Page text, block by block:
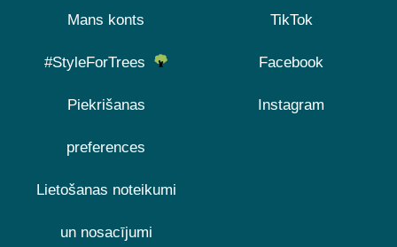
Mans konts
#StyleForTrees
Piekrišanas
preferences
Lietošanas noteikumi
un nosacījumi
TikTok
Facebook
Instagram